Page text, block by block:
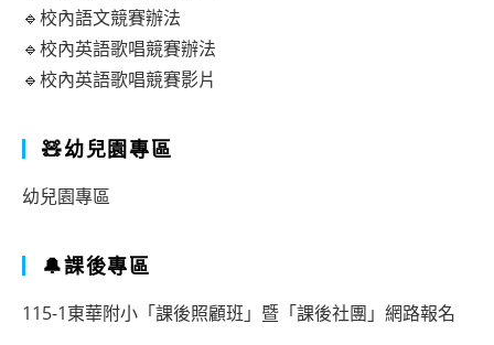
🔹校內語文競賽辦法
🔹校內英語歌唱競賽辦法
🔹校內英語歌唱競賽影片
🧸幼兒園專區
幼兒園專區
🔔課後專區
115-1東華附小「課後照顧班」暨「課後社團」網路報名